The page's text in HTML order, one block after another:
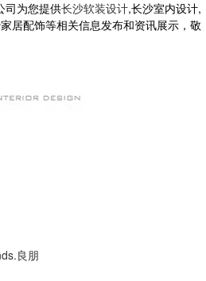
司为您提供长沙软装设计,长沙室内设计,
居配饰等相关信息发布和资讯展示，敬
良朋